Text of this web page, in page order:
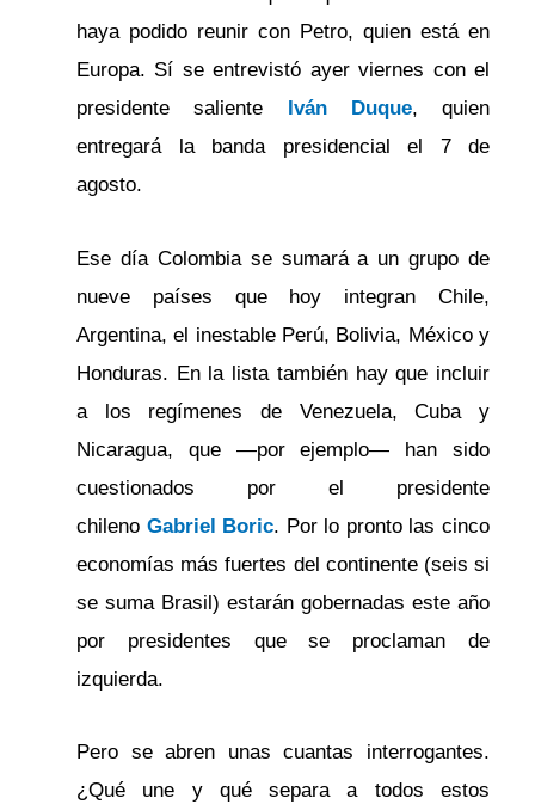
haya podido reunir con Petro, quien está en
Europa. Sí se entrevistó ayer viernes con el
presidente saliente Iván Duque, quien
entregará la banda presidencial el 7 de
agosto.
Ese día Colombia se sumará a un grupo de
nueve países que hoy integran Chile,
Argentina, el inestable Perú, Bolivia, México y
Honduras. En la lista también hay que incluir
a los regímenes de Venezuela, Cuba y
Nicaragua, que —por ejemplo— han sido
cuestionados por el presidente
chileno Gabriel Boric. Por lo pronto las cinco
economías más fuertes del continente (seis si
se suma Brasil) estarán gobernadas este año
por presidentes que se proclaman de
izquierda.
Pero se abren unas cuantas interrogantes.
¿Qué une y qué separa a todos estos